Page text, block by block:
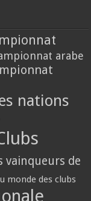
arabe
nations
vainqueurs de
monde des clubs